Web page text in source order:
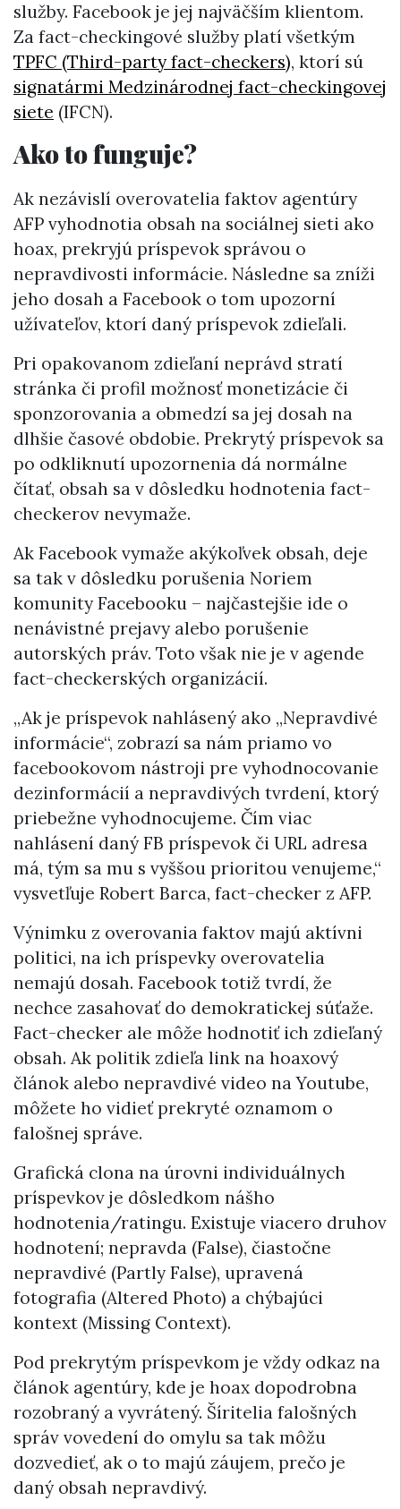
služby. Facebook je jej najväčším klientom.
Za fact-checkingové služby platí všetkým
TPFC (Third-party fact-checkers), ktorí sú
signatármi Medzinárodnej fact-checkingovej
siete (IFCN).
Ako to funguje?
Ak nezávislí overovatelia faktov agentúry
AFP vyhodnotia obsah na sociálnej sieti ako
hoax, prekryjú príspevok správou o
nepravdivosti informácie. Následne sa zníži
jeho dosah a Facebook o tom upozorní
užívateľov, ktorí daný príspevok zdieľali.
Pri opakovanom zdieľaní neprávd stratí
stránka či profil možnosť monetizácie či
sponzorovania a obmedzí sa jej dosah na
dlhšie časové obdobie. Prekrytý príspevok sa
po odkliknutí upozornenia dá normálne
čítať, obsah sa v dôsledku hodnotenia fact-
checkerov nevymaže.
Ak Facebook vymaže akýkoľvek obsah, deje
sa tak v dôsledku porušenia Noriem
komunity Facebooku – najčastejšie ide o
nenávistné prejavy alebo porušenie
autorských práv. Toto však nie je v agende
fact-checkerských organizácií.
„Ak je príspevok nahlásený ako „Nepravdivé
informácie“, zobrazí sa nám priamo vo
facebookovom nástroji pre vyhodnocovanie
dezinformácií a nepravdivých tvrdení, ktorý
priebežne vyhodnocujeme. Čím viac
nahlásení daný FB príspevok či URL adresa
má, tým sa mu s vyššou prioritou venujeme,“
vysvetľuje Robert Barca, fact-checker z AFP.
Výnimku z overovania faktov majú aktívni
politici, na ich príspevky overovatelia
nemajú dosah. Facebook totiž tvrdí, že
nechce zasahovať do demokratickej súťaže.
Fact-checker ale môže hodnotiť ich zdieľaný
obsah. Ak politik zdieľa link na hoaxový
článok alebo nepravdivé video na Youtube,
môžete ho vidieť prekryté oznamom o
falošnej správe.
Grafická clona na úrovni individuálnych
príspevkov je dôsledkom nášho
hodnotenia/ratingu. Existuje viacero druhov
hodnotení; nepravda (False), čiastočne
nepravdivé (Partly False), upravená
fotografia (Altered Photo) a chýbajúci
kontext (Missing Context).
Pod prekrytým príspevkom je vždy odkaz na
článok agentúry, kde je hoax dopodrobna
rozobraný a vyvrátený. Šíritelia falošných
správ vovedení do omylu sa tak môžu
dozvedieť, ak o to majú záujem, prečo je
daný obsah nepravdivý.